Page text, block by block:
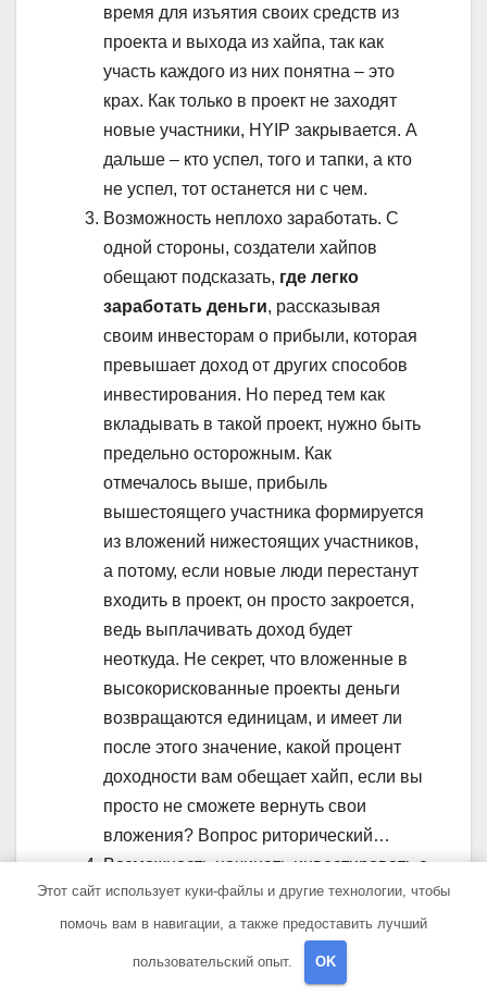
время для изъятия своих средств из
проекта и выхода из хайпа, так как
участь каждого из них понятна – это
крах. Как только в проект не заходят
новые участники, HYIP закрывается. А
дальше – кто успел, того и тапки, а кто
не успел, тот останется ни с чем.
Возможность неплохо заработать. С
одной стороны, создатели хайпов
обещают подсказать, где легко
заработать деньги, рассказывая
своим инвесторам о прибыли, которая
превышает доход от других способов
инвестирования. Но перед тем как
вкладывать в такой проект, нужно быть
предельно осторожным. Как
отмечалось выше, прибыль
вышестоящего участника формируется
из вложений нижестоящих участников,
а потому, если новые люди перестанут
входить в проект, он просто закроется,
ведь выплачивать доход будет
неоткуда. Не секрет, что вложенные в
высокорискованные проекты деньги
возвращаются единицам, и имеет ли
после этого значение, какой процент
доходности вам обещает хайп, если вы
просто не сможете вернуть свои
вложения? Вопрос риторический…
Возможность начинать инвестировать с
небольших сумм. Да, как правило,
хайпы позволяют вкладывать от 10
долларов, однако из этой суммы
средств вы не сможете получить
Этот сайт использует куки-файлы и другие технологии, чтобы
помочь вам в навигации, а также предоставить лучший
пользовательский опыт. OK